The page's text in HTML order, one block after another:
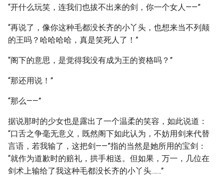
“开什么玩笑，连我们也拔不出来的剑，你一个女人——”
“再说了，像你这种毛都没长齐的小丫头，也想来当不列颠
的王吗？哈哈哈哈，真是笑死人了！”
“阁下的意思，是觉得我没有成为王的资格吗？”
“那还用说！”
“那么——”
据说那时的少女也是露出了一个温柔的笑容，如此说道：
“口舌之争毫无意义，既然阁下如此认为，不妨用剑来代替
言语，若我输了，这把剑——”指的当然是她所用的宝剑：
“就作为道歉时的赔礼，拱手相送。但如果，万一，几位在
剑术上输给了我这种毛都没长齐的小丫头……”